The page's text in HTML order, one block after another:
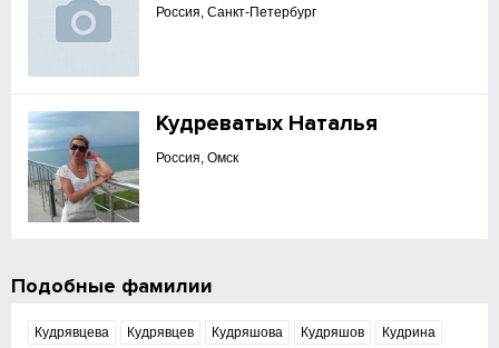
Россия, Санкт-Петербург
Кудреватых Наталья
Россия, Омск
Подобные фамилии
Кудрявцева Кудрявцев Кудряшова Кудряшов
Кудрина